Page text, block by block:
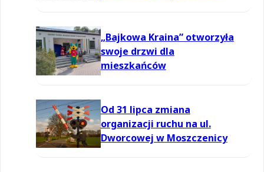
„Bajkowa Kraina” otworzyła
swoje drzwi dla
mieszkańców
Od 31 lipca zmiana
organizacji ruchu na ul.
Dworcowej w Moszczenicy